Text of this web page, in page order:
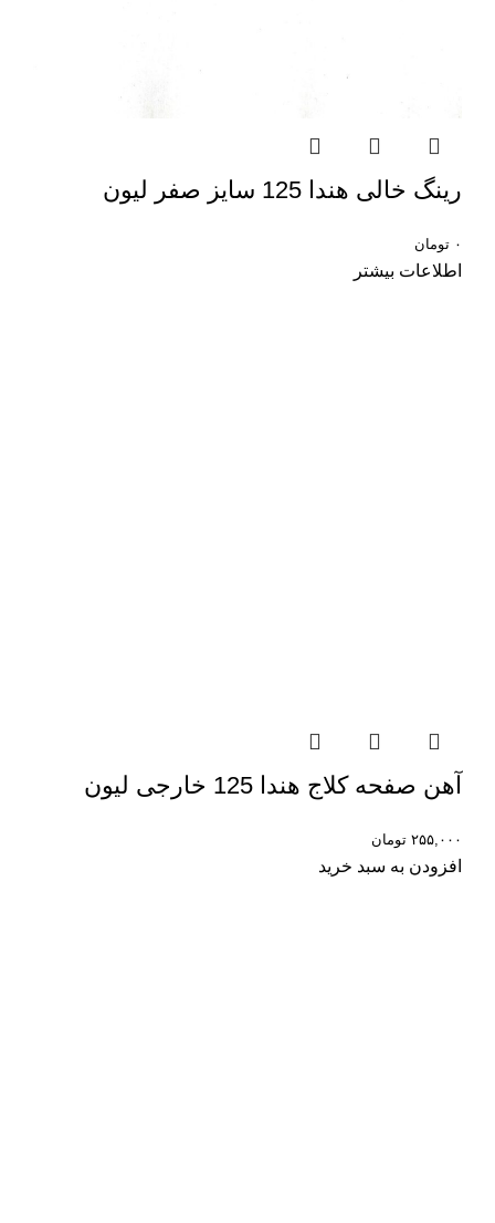
رینگ خالی هندا 125 سایز صفر لیون
۰ تومان
اطلاعات بیشتر
آهن صفحه کلاج هندا 125 خارجی لیون
۲۵۵,۰۰۰ تومان
افزودن به سبد خرید